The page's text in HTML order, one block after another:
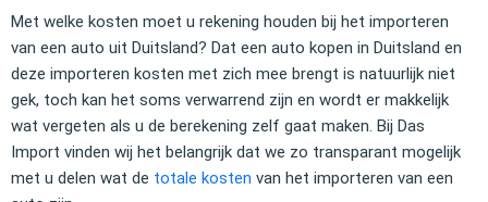
Met welke kosten moet u rekening houden bij het importeren
van een auto uit Duitsland? Dat een auto kopen in Duitsland en
deze importeren kosten met zich mee brengt is natuurlijk niet
gek, toch kan het soms verwarrend zijn en wordt er makkelijk
wat vergeten als u de berekening zelf gaat maken. Bij Das
Import vinden wij het belangrijk dat we zo transparant mogelijk
met u delen wat de totale kosten van het importeren van een